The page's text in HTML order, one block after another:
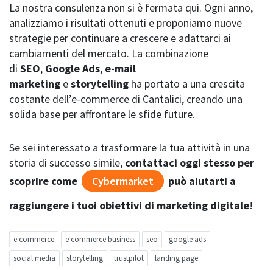
La nostra consulenza non si è fermata qui. Ogni anno,
analizziamo i risultati ottenuti e proponiamo nuove
strategie per continuare a crescere e adattarci ai
cambiamenti del mercato. La combinazione
di SEO, Google Ads, e-mail
marketing estorytelling ha portato a una crescita
costante dell’e-commerce di Cantalici, creando una
solida base per affrontare le sfide future.
Se sei interessato a trasformare la tua attività in una
storia di successo simile, contattaci oggi stesso per
scoprire come
Cybermarket
può aiutarti a
raggiungere i tuoi obiettivi di marketing digitale!
e commerce e commerce business seo
google ads
social media
storytelling trustpilot landing page